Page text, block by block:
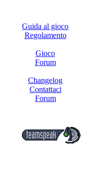
Guida al gioco
Regolamento
Gioco
Forum
Changelog
Contattaci
Forum